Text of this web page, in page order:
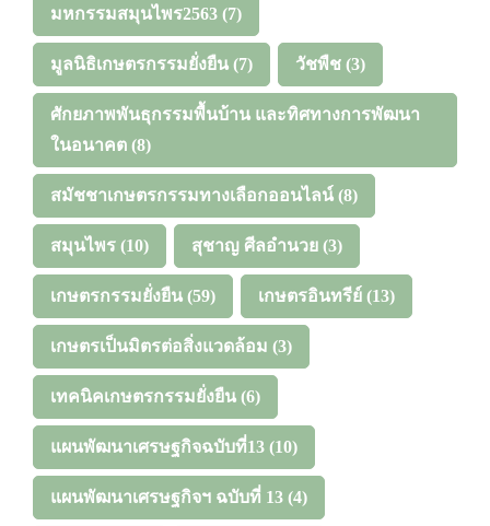
มหกรรมสมุนไพร2563 (7)
มูลนิธิเกษตรกรรมยั่งยืน (7) วัชพืช (3)
ศักยภาพพันธุกรรมพื้นบ้าน และทิศทางการพัฒนา
ในอนาคต (8)
สมัชชาเกษตรกรรมทางเลือกออนไลน์ (8)
สมุนไพร (10) สุชาญ ศีลอำนวย (3)
เกษตรกรรมยั่งยืน (59) เกษตรอินทรีย์ (13)
เกษตรเป็นมิตรต่อสิ่งแวดล้อม (3)
เทคนิคเกษตรกรรมยั่งยืน (6)
แผนพัฒนาเศรษฐกิจฉบับที่13 (10)
แผนพัฒนาเศรษฐกิจฯ ฉบับที่ 13 (4)